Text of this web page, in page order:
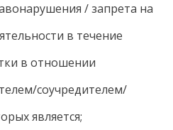
/ запрета на
в течение
в отношении
соучредителем/
является;